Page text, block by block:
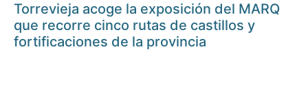
Torrevieja acoge la exposición del MARQ
que recorre cinco rutas de castillos y
fortificaciones de la provincia